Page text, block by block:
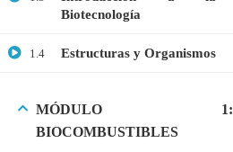
Biotecnología
1.4 Estructuras y Organismos
MÓDULO 1:
BIOCOMBUSTIBLES
GRATIS
MEDICINA
PROTEÓMICA